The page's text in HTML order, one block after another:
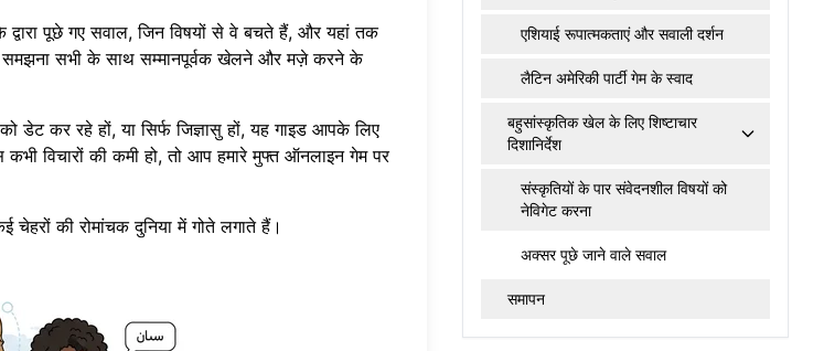
पूछे गए सवाल, जिन विषयों से वे बचते हैं, और यहां तक
समझना सभी के साथ सम्मानपूर्वक खेलने और मज़े करने के
डेट कर रहे हों, या सिर्फ जिज्ञासु हों, यह गाइड आपके लिए
विचारों की कमी हो, तो आप हमारेमुफ्त ऑनलाइन गेमपर
की रोमांचक दुनिया में गोते लगाते हैं।
एशियाई रूपात्मकताएं और सवाली दर्शन
लैटिन अमेरिकी पार्टी गेम के स्वाद
बहुसांस्कृतिक खेल के लिए शिष्टाचार
दिशानिर्देश
संस्कृतियों के पार संवेदनशील विषयों को
नेविगेट करना
अक्सर पूछे जाने वाले सवाल
समापन